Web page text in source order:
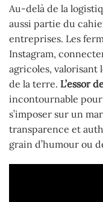
Au-delà de la
aussi partie du
entreprises. Les
Instagram,
agricoles, valorisant
de la terre. L’essor
incontournable
s’imposer sur un
transparence et
grain d’humour ou